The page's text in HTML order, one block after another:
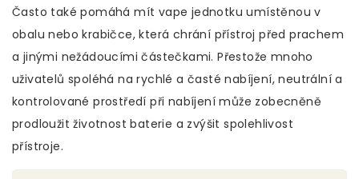
Často také pomáhá mít vape jednotku umístěnou v
obalu nebo krabičce, která chrání přístroj před prachem
a jinými nežádoucími částečkami. Přestože mnoho
uživatelů spoléhá na rychlé a časté nabíjení, neutrální a
kontrolované prostředí při nabíjení může zobecněně
prodloužit životnost baterie a zvýšit spolehlivost
přístroje.